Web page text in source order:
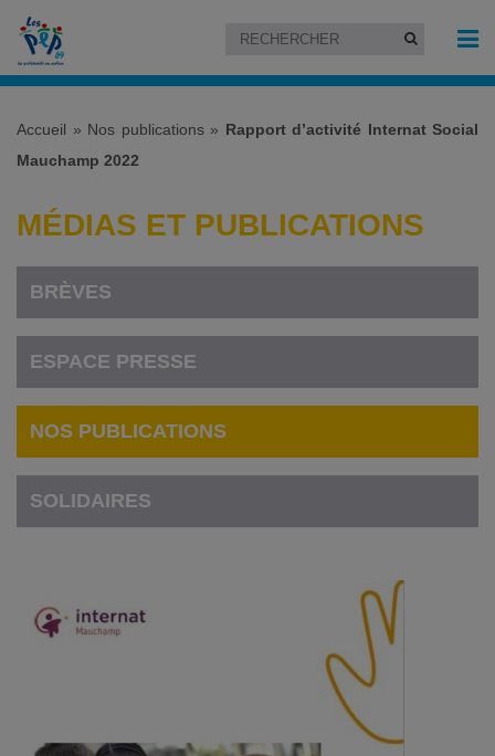
Accueil » Nos publications» Rapport d’activité Internat Social
Mauchamp 2022
MÉDIAS ET PUBLICATIONS
BRÈVES
ESPACE PRESSE
NOS PUBLICATIONS
SOLIDAIRES